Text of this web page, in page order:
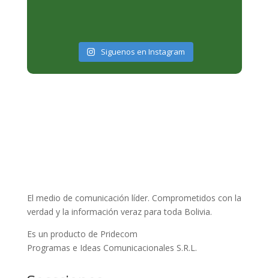
Siguenos en Instagram
El medio de comunicación líder. Comprometidos con la
verdad y la información veraz para toda Bolivia.
Es un producto de Pridecom
Programas e Ideas Comunicacionales S.R.L.